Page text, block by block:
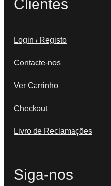
Clientes
Login / Registo
Contacte-nos
Ver Carrinho
Checkout
Livro de Reclamações
Siga-nos